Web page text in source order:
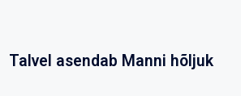
Talvel asendab Manni hõljuk